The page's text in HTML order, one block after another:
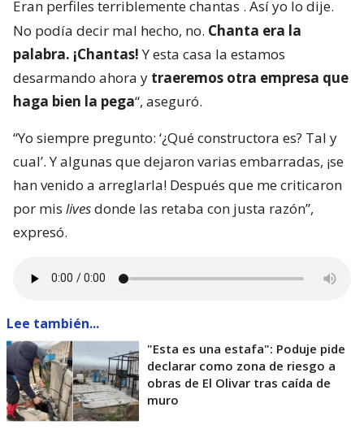
Entre estas, por ejemplo, la creación de un ranking
de empresas constructoras para la adjudicación
de proyectos habitacionales.
“ Es una vergüenza que nos tocó en Viña del Mar.
No podía decir mal hecho, no.Chanta era la
palabra. ¡Chantas!Y esta casa la estamos
desarmando ahora ytraeremos otra empresa que
haga bien la pega “, aseguró.
cual’. Y algunas que dejaron varias embarradas, ¡se
por mislivesdonde las retaba con justa razón”,
expresó.